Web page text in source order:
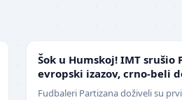
Šok u Humskoj! IMT srušio
evropski izazov, crno-beli
sezoni
Fudbaleri Partizana doživeli su